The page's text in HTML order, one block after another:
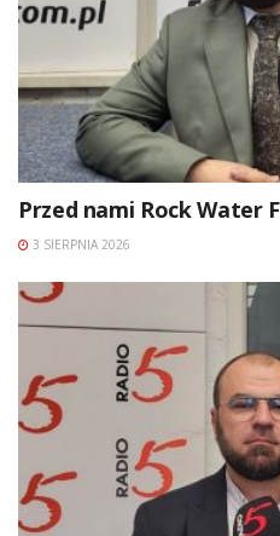
Przed nami Rock Water
3 SIERPNIA 2026